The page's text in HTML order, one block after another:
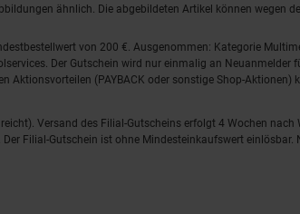
ähnlich. Die abgebildeten Artikel können wegen
von 200 €. Ausgenommen: Kategorie
Der Gutschein wird nur einmalig an Neuanmelder
Aktionsvorteilen (PAYBACK oder sonstige Shop-Aktionen)
Versand des Filial-Gutscheins erfolgt 4 Wochen
Filial-Gutschein ist ohne Mindesteinkaufswert